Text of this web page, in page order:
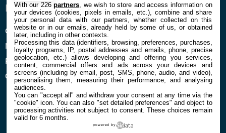
ENTREPRISE
Confidentialité et Cookies
Mentions légales et CGU
Préférences Cookies
Qui sommes nous
À PROPOS
Contact
With our 226partners , we wish to store and access information on
your devices (cookies, pixels in emails, etc.), combine and share
your personal data with our partners, whether collected on this
website or in our emails, already held by some of us, or obtained
later, including in other contexts.
Processing this data (identifiers, browsing, preferences, purchases,
loyalty programs, IP, postal addresses and emails, phone, precise
geolocation, etc.) allows developing and offering you services,
content, commercial offers and ads across your devices and
screens (including by email, post, SMS, phone, audio, and video),
personalising them, measuring their performance, and analysing
audiences.
You can "accept all" and withdraw your consent at any time via the
"cookie" icon. You can also "set detailed preferences" and object to
processing activities not subject to consent. These choices remain
valid for 6 months.
powered by